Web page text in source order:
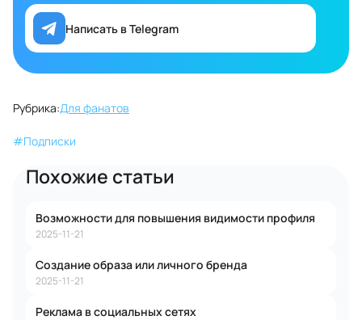
Написать в Telegram
Рубрика:Для фанатов
#Подписки
Похожие статьи
Возможности для повышения видимости профиля
2025-11-21
Создание образа или личного бренда
2025-11-21
Реклама в социальных сетях